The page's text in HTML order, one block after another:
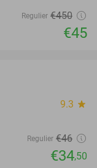
Regulier €450
€45
9.3 star
Regulier €46
€34,50